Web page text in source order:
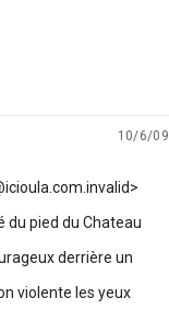
10/6/09
du pied du Chateau
derrière un
violente les yeux